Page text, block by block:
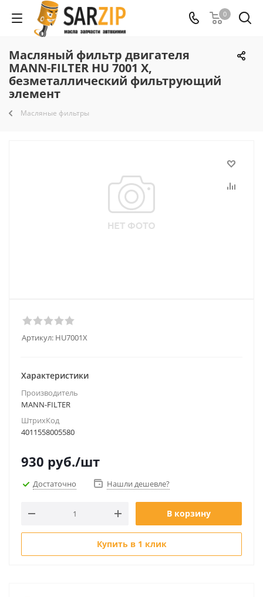
0
Масляный фильтр двигателя
MANN-FILTER HU 7001 X,
безметаллический фильтрующий
элемент
Масляные фильтры
Артикул: HU7001X
Характеристики
Производитель
MANN-FILTER
ШтрихКод
4011558005580
930 руб./шт
Достаточно Нашли дешевле?
В корзину
Купить в 1 клик